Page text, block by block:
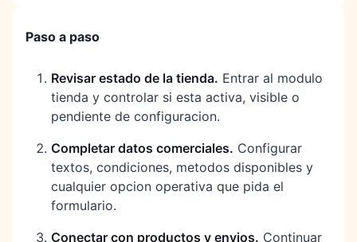
Paso a paso
Revisar estado de la tienda. Entrar al modulo
tienda y controlar si esta activa, visible o
pendiente de configuracion.
Completar datos comerciales. Configurar
textos, condiciones, metodos disponibles y
cualquier opcion operativa que pida el
formulario.
Conectar con productos y envios. Continuar